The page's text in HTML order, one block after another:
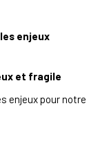
les enjeux
et fragile
enjeux pour notre